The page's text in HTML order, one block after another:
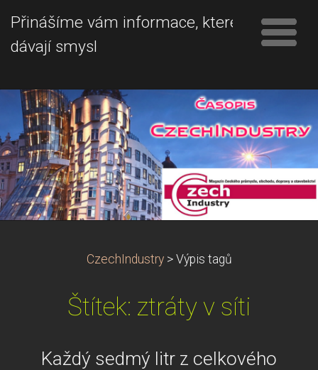
Přinášíme vám informace, které
dávají smysl
CzechIndustry > Výpis tagů
Štítek: ztráty v síti
Každý sedmý litr z celkového